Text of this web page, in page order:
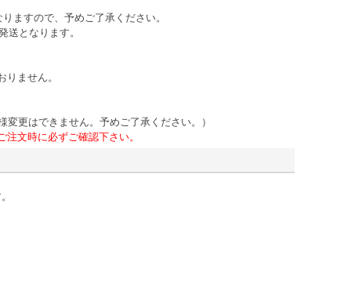
ますので、予めご了承ください。
送となります。
ません。
更はできません。予めご了承ください。）
文時に必ずご確認下さい。